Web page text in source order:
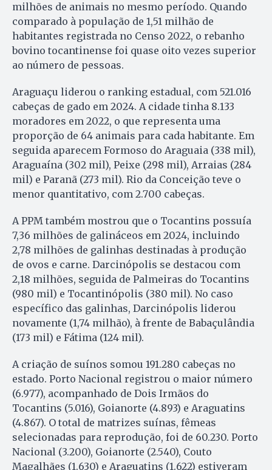
milhões de animais no mesmo período. Quando
comparado à população de 1,51 milhão de
habitantes registrada no Censo 2022, o rebanho
bovino tocantinense foi quase oito vezes superior
ao número de pessoas.
Araguaçu liderou o ranking estadual, com 521.016
cabeças de gado em 2024. A cidade tinha 8.133
moradores em 2022, o que representa uma
proporção de 64 animais para cada habitante. Em
seguida aparecem Formoso do Araguaia (338 mil),
Araguaína (302 mil), Peixe (298 mil), Arraias (284
mil) e Paranã (273 mil). Rio da Conceição teve o
menor quantitativo, com 2.700 cabeças.
A PPM também mostrou que o Tocantins possuía
7,36 milhões de galináceos em 2024, incluindo
2,78 milhões de galinhas destinadas à produção
de ovos e carne. Darcinópolis se destacou com
2,18 milhões, seguida de Palmeiras do Tocantins
(980 mil) e Tocantinópolis (380 mil). No caso
específico das galinhas, Darcinópolis liderou
novamente (1,74 milhão), à frente de Babaçulândia
(173 mil) e Fátima (124 mil).
A criação de suínos somou 191.280 cabeças no
estado. Porto Nacional registrou o maior número
(6.977), acompanhado de Dois Irmãos do
Tocantins (5.016), Goianorte (4.893) e Araguatins
(4.867). O total de matrizes suínas, fêmeas
selecionadas para reprodução, foi de 60.230. Porto
Nacional (3.200), Goianorte (2.540), Couto
Magalhães (1.630) e Araguatins (1.622) estiveram